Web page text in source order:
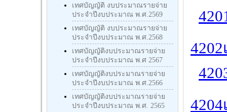
เทศบัญญัติ งบประมาณรายจ่าย
ประจำปีงบประมาณ พ.ศ.2569
เทศบัญญัติ งบประมาณรายจ่าย
ประจำปีงบประมาณ พ.ศ.2568
เทศบัญญัติงบประมาณรายจ่าย
ประจำปีงบประมาณ พ.ศ 2567
เทศบัญญัติงบประมาณรายจ่าย
ประจำปีงบประมาณ พ.ศ.2566
เทศบัญญัติงบประมาณรายจ่าย
ประจำปีงบประมาณ พ.ศ. 2565